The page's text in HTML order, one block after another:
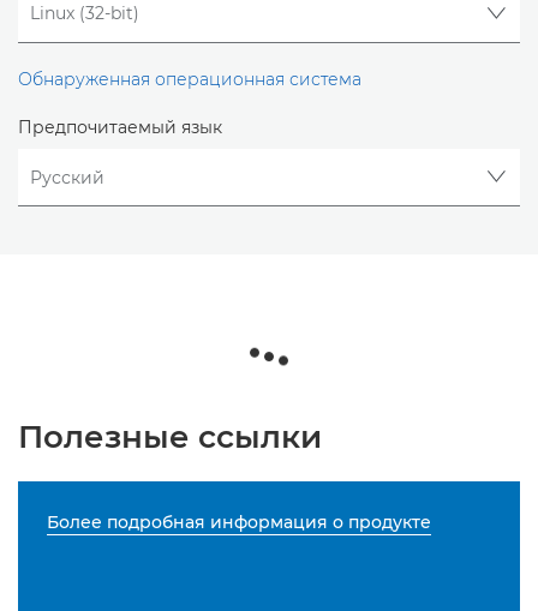
Обнаруженная операционная система
Предпочитаемый язык
Полезные ссылки
Более подробная информация о продукте